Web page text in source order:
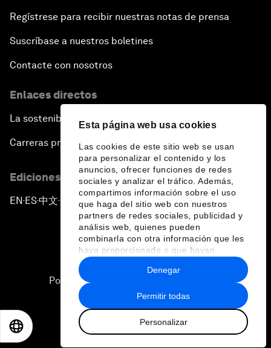
Esta página web usa cookies
Las cookies de este sitio web se usan
para personalizar el contenido y los
anuncios, ofrecer funciones de redes
sociales y analizar el tráfico. Además,
compartimos información sobre el uso
que haga del sitio web con nuestros
partners de redes sociales, publicidad y
análisis web, quienes pueden
combinarla con otra información que les
haya proporcionado o que hayan
recopilado a partir del uso que haya
hecho de sus servicios.
Permitir todas
Personalizar
Denegar
Regístrese para recibir nuestras notas de prensa
Suscríbase a nuestros boletines
Contacte con nosotros
Enlaces directos
La sostenibilidad en el Foro
Carreras profesionales
Ediciones en otros idiomas
EN ▪ES▪中文▪ 日本語
Política de privacidad y normas de uso
Sitemap
2026 Foro Económico Mundial